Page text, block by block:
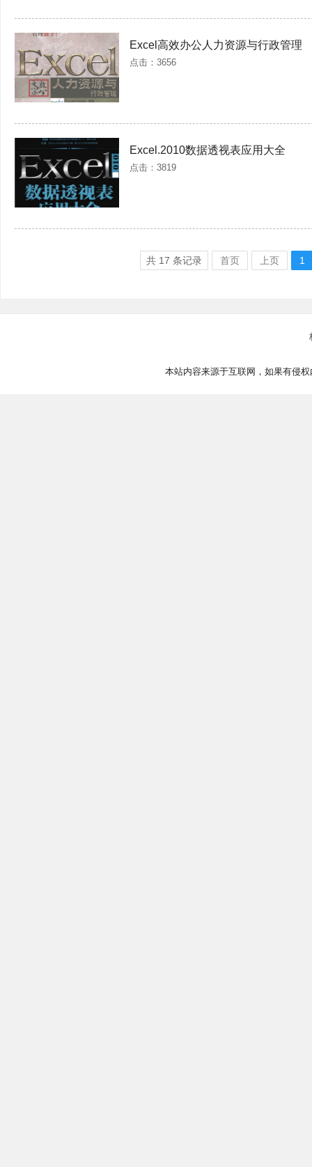
Excel高效办公人力资源与行政管理
点击：3656
Excel.2010数据透视表应用大全
点击：3819
共 17 条记录 首页 上页 1
本站内容来源于互联网，如果有侵